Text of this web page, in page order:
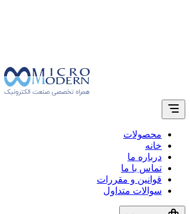
محصولات
خانه
درباره ما
تماس با ما
قوانین و مقررات
سوالات متداول